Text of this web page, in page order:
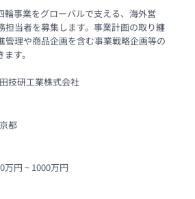
輪事業をグローバルで支える、海外営
担当者を募集します。事業計画の取り纏
管理や商品企画を含む事業戦略企画等の
す。
技研工業株式会社
都
万円 ~ 1000万円